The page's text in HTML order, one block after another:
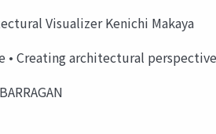
Visualizer Kenichi Makaya
• Creating architectural